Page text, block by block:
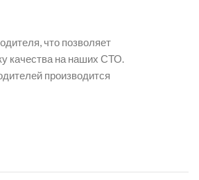
что позволяет
качества на наших СТО.
производится